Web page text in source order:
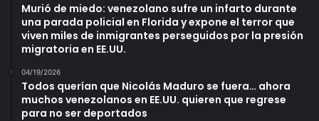
Murió de miedo: venezolano sufre un infarto durante
una parada policial en Florida y expone el terror que
viven miles de inmigrantes perseguidos por la presión
migratoria en EE.UU.
04/19/2026
Todos querían que Nicolás Maduro se fuera… ahora
muchos venezolanos en EE.UU. quieren que regrese
para no ser deportados